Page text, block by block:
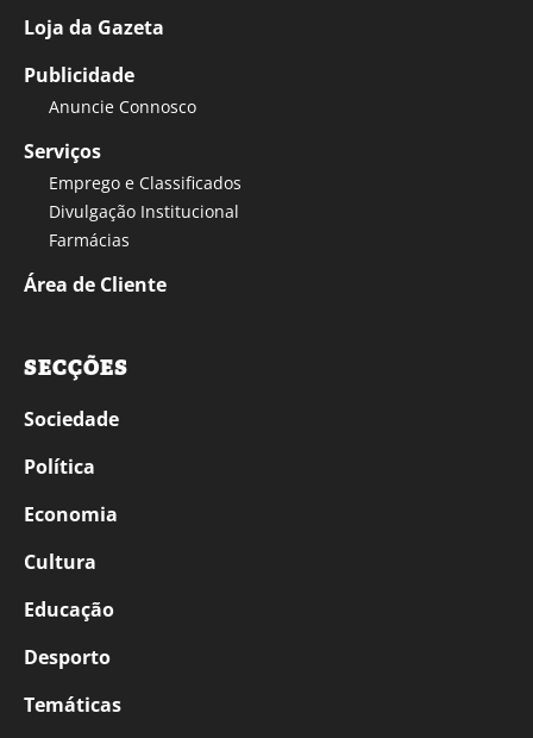
Loja da Gazeta
Publicidade
Anuncie Connosco
Serviços
Emprego e Classificados
Divulgação Institucional
Farmácias
Área de Cliente
SECÇÕES
Sociedade
Política
Economia
Cultura
Educação
Desporto
Temáticas